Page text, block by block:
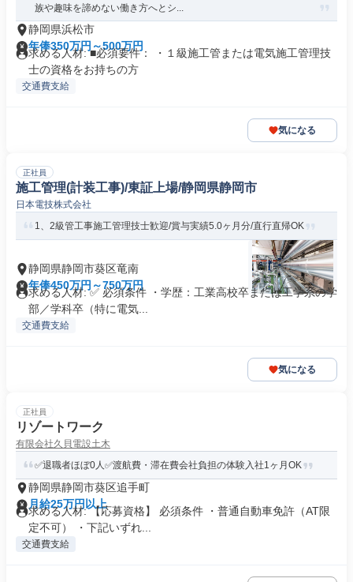
族や趣味を諦めない働き方へとシ...
静岡県浜松市
年俸350万円～500万円
求める人材: ■必須要件： ・１級施工管または電気施工管理技
士の資格をお持ちの方
交通費支給
気になる
正社員
施工管理(計装工事)/東証上場/静岡県静岡市
日本電技株式会社
1、2級管工事施工管理技士歓迎/賞与実績5.0ヶ月分/直行直帰OK
静岡県静岡市葵区竜南
年俸450万円～750万円
求める人材: ✅ 必須条件 ・学歴：工業高校卒または工学系の学
部／学科卒（特に電気...
交通費支給
気になる
正社員
リゾートワーク
有限会社久貝電設土木
✅退職者ほぼ0人✅渡航費・滞在費会社負担の体験入社1ヶ月OK
静岡県静岡市葵区追手町
月給25万円以上
求める人材: 【応募資格】 必須条件 ・普通自動車免許（AT限
定不可） ・下記いずれ...
交通費支給